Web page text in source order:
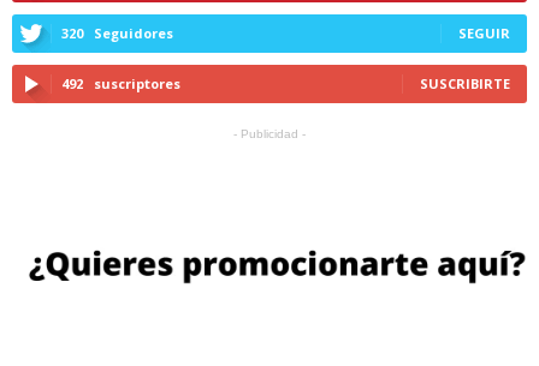
320 Seguidores SEGUIR
492 suscriptores SUSCRIBIRTE
- Publicidad -